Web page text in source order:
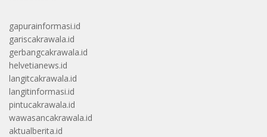
gapurainformasi.id
gariscakrawala.id
gerbangcakrawala.id
helvetianews.id
langitcakrawala.id
langitinformasi.id
pintucakrawala.id
wawasancakrawala.id
aktualberita.id